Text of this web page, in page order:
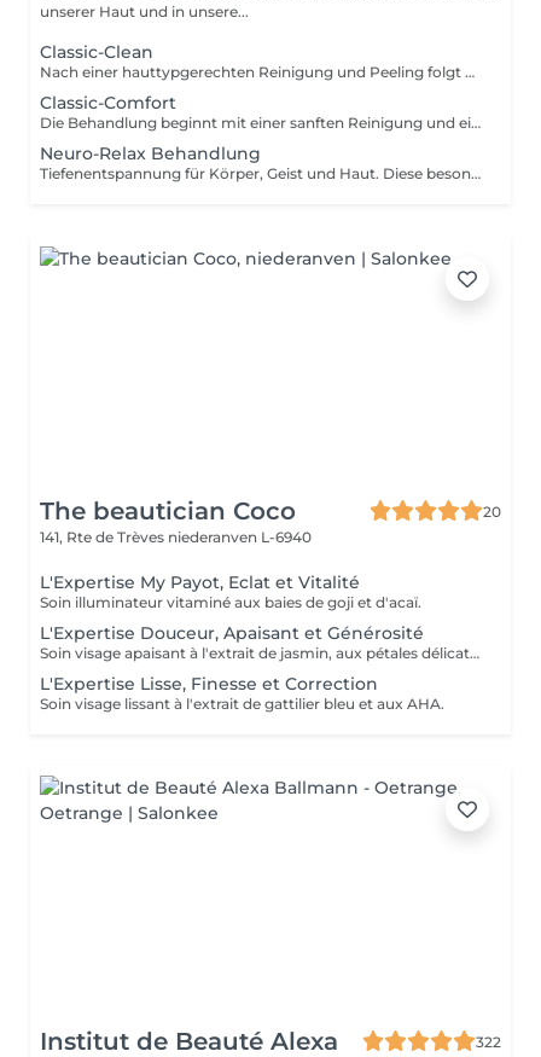
unserer Haut und in unsere...
Classic-Clean
Nach einer hauttypgerechten Reinigung und Peeling folgt das Entfernen von Hautunreinheiten für porentiefe Reinheit. Anschließend wird ein Wirkstoffkonzentrat oder eine Ampulle auf die Haut aufgetragen und zur Beruhigung der Haut nach der Ausreinigung folgt abschließend eine pflegende und feuchtigkeitsspendende Maske und die Abschlusspflege. Ohne Augenbrauenkorrektur
Classic-Comfort
Die Behandlung beginnt mit einer sanften Reinigung und einem schonenden Peeling, gefolgt von einer gründlichen Tiefenreinigung. Anschließend werden die Augenbrauen in Form gebracht. Hochwertige Seren sowie eine pflegende Augen- und Lippenpflege versorgen Ihre Haut intensiv. Eine wohltuende Gesichts-, Hals- und Dekolletémassage lädt zum Entspannen ein, bevor eine individuell abgestimmte Maske und die abschließende Pflege das Behandlungserlebnis abrunden.
Neuro-Relax Behandlung
Tiefenentspannung für Körper, Geist und Haut. Diese besondere Behandlung wirkt gezielt auf Ihr Nervensystem und unterstützt Ihren Körper dabei, aus dem Stressmodus in einen Zustand tiefer Regeneration zu gelangen. Eine harmonische Kombination aus Aromatherapie, bewusster Atmung sowie einer intensiv entspannenden Streichmassage von Gesicht,Hals und Nacken führt zu tiefer Entspannung und innerer Ruhe. Das Nervensystem wird beruhigt, Stress wird spürbar reduziert und der Körper kann wieder in seine natürliche Balance finden. Das Ergebnis: ein Gefühl von Leichtigkeit, verbesserter Schlaf und eine sichtbar entspanntere, strahlende Haut. Lassen Sie los und erleben Sie, wie sich Entspannung auf allen Ebenen entfaltet. Je nach aktuellem Bedürfnis können Sie sich in dieser Behandlung zwischen einer regenerierenden Lichttherapie oder einer zusätzlichen Kopfmassage entscheiden.
The beautician Coco
20
141, Rte de Trèves niederanven L-6940
L'Expertise My Payot, Eclat et Vitalité
Soin illuminateur vitaminé aux baies de goji et d'acaï.
L'Expertise Douceur, Apaisant et Générosité
Soin visage apaisant à l'extrait de jasmin, aux pétales délicats et aux pré et probiotiques.
L'Expertise Lisse, Finesse et Correction
Soin visage lissant à l'extrait de gattilier bleu et aux AHA.
Institut de Beauté Alexa
322